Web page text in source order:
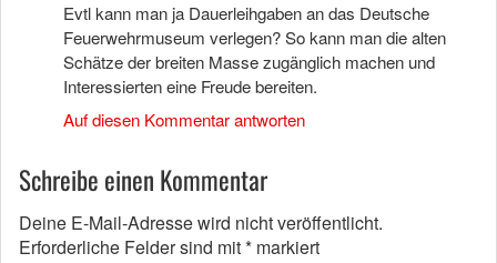
Evtl kann man ja Dauerleihgaben an das Deutsche
Feuerwehrmuseum verlegen? So kann man die alten
Schätze der breiten Masse zugänglich machen und
Interessierten eine Freude bereiten.
Auf diesen Kommentar antworten
Schreibe einen Kommentar
Deine E-Mail-Adresse wird nicht veröffentlicht.
Erforderliche Felder sind mit* markiert